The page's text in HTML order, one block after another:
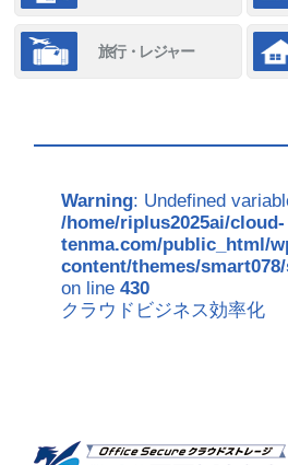
旅行・レジャー
Warning: Undefined
/home/riplus2025ai/cloud-
tenma.com/public_html/
content/themes/
on line430
クラウドビジネス効率化